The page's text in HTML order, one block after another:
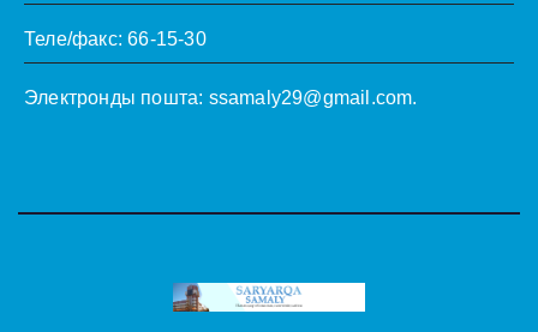
Теле/факс: 66-15-30
Электронды пошта: ssamaly29@gmail.com.